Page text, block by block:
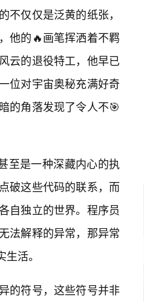
仅仅是泛黄的纸张，
他的🔥画笔挥洒着不羁
云的退役特工，他早已
位对宇宙奥秘充满好奇
的角落发现了令人不🎯
至是一种深藏内心的执
破这些代码的联系，而
自独立的世界。程序员
法解释的异常，那异常
活。
的符号，这些符号并非